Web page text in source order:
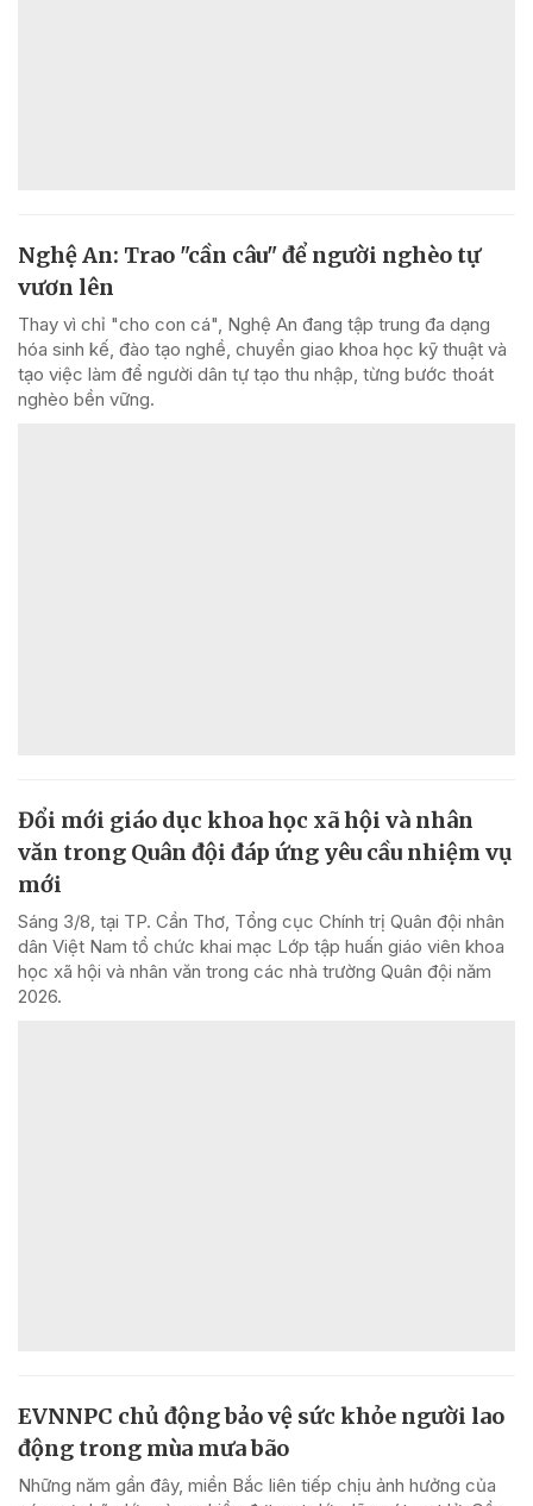
Nghệ An: Trao "cần câu" để người nghèo tự
vươn lên
Thay vì chỉ "cho con cá", Nghệ An đang tập trung đa dạng
hóa sinh kế, đào tạo nghề, chuyển giao khoa học kỹ thuật và
tạo việc làm để người dân tự tạo thu nhập, từng bước thoát
nghèo bền vững.
Đổi mới giáo dục khoa học xã hội và nhân
văn trong Quân đội đáp ứng yêu cầu nhiệm vụ
mới
Sáng 3/8, tại TP. Cần Thơ, Tổng cục Chính trị Quân đội nhân
dân Việt Nam tổ chức khai mạc Lớp tập huấn giáo viên khoa
học xã hội và nhân văn trong các nhà trường Quân đội năm
2026.
EVNNPC chủ động bảo vệ sức khỏe người lao
động trong mùa mưa bão
Những năm gần đây, miền Bắc liên tiếp chịu ảnh hưởng của